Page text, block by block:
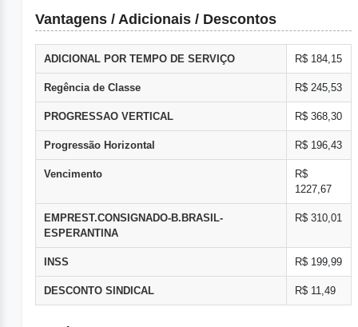
Vantagens / Adicionais / Descontos
ADICIONAL POR TEMPO DE SERVIÇO R$ 184,15
Regência de Classe R$ 245,53
PROGRESSAO VERTICAL R$ 368,30
Progressão Horizontal R$ 196,43
Vencimento
R$
1227,67
EMPREST.CONSIGNADO-B.BRASIL-
ESPERANTINA
R$ 310,01
INSS R$ 199,99
DESCONTO SINDICAL R$ 11,49